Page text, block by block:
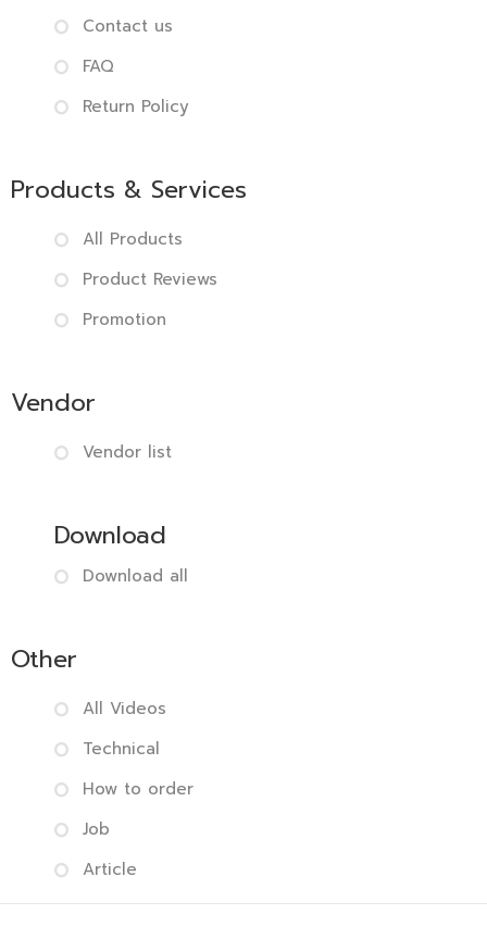
Contact us
FAQ
Return Policy
Products & Services
All Products
Product Reviews
Promotion
Vendor
Vendor list
Download
Download all
Other
All Videos
Technical
How to order
Job
Article